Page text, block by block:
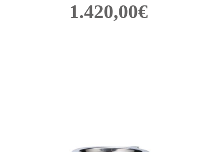
1.420,00€